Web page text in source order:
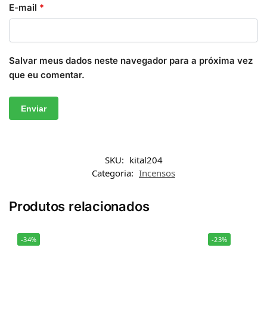
E-mail *
Salvar meus dados neste navegador para a próxima vez
que eu comentar.
SKU: kital204
Categoria: Incensos
Produtos relacionados
-34% -23%